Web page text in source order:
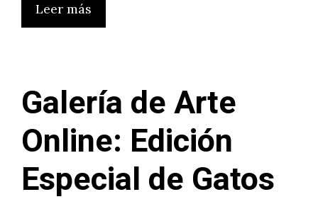
Leer más
Galería de Arte
Online: Edición
Especial de Gatos